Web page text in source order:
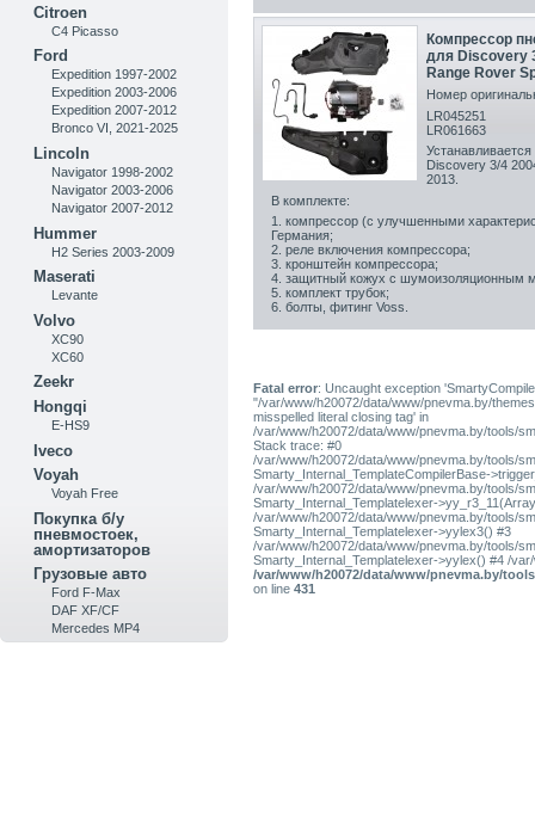
Citroen
C4 Picasso
Ford
Expedition 1997-2002
Expedition 2003-2006
Expedition 2007-2012
Bronco VI, 2021-2025
Lincoln
Navigator 1998-2002
Navigator 2003-2006
Navigator 2007-2012
Hummer
H2 Series 2003-2009
Maserati
Levante
Volvo
XC90
XC60
Zeekr
Hongqi
E-HS9
Iveco
Voyah
Voyah Free
Покупка б/у
пневмостоек,
амортизаторов
Грузовые авто
Ford F-Max
DAF XF/CF
Mercedes MP4
Компрессор
для Discovery
Range Rover
Номер
LR045251
LR061663
Discovery 3/4
2013.
В комплекте:
1. компрессор (с улучшенными
Германия;
2. реле включения компрессора;
3. кронштейн компрессора;
4. защитный кожух с шумоизоляционным
5. комплект трубок;
6. болты, фитинг Voss.
Fatal error: Uncaught exception
"/var/www/h20072/data/www/pnevma.by/
misspelled literal closing tag' in
/var/www/h20072/data/www/pnevma.by/tools/
Stack trace: #0
/var/www/h20072/data/www/pnevma.by/tools/
Smarty_Internal_TemplateCompilerBase-
/var/www/h20072/data/www/pnevma.by/tools/
Smarty_Internal_Templatelexer-
/var/www/h20072/data/www/pnevma.by/tools/
Smarty_Internal_Templatelexer->yylex3() #3
/var/www/h20072/data/www/pnevma.by/tools/
Smarty_Internal_Templatelexer->yylex() #4 /
/var/www/h20072/data/www/pnevma.by/
on line 431